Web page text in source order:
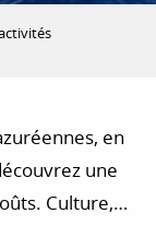
en
une
Culture,